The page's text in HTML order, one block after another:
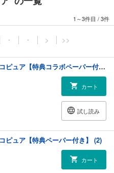
1～3件目 /3件
・ ・ > >>
ときめけ魔法幼女ココピュア【特典コラボペーパー付き 】 (1)
カート
試し読み
ピュア【特典ペーパー付き】 (2)
カート